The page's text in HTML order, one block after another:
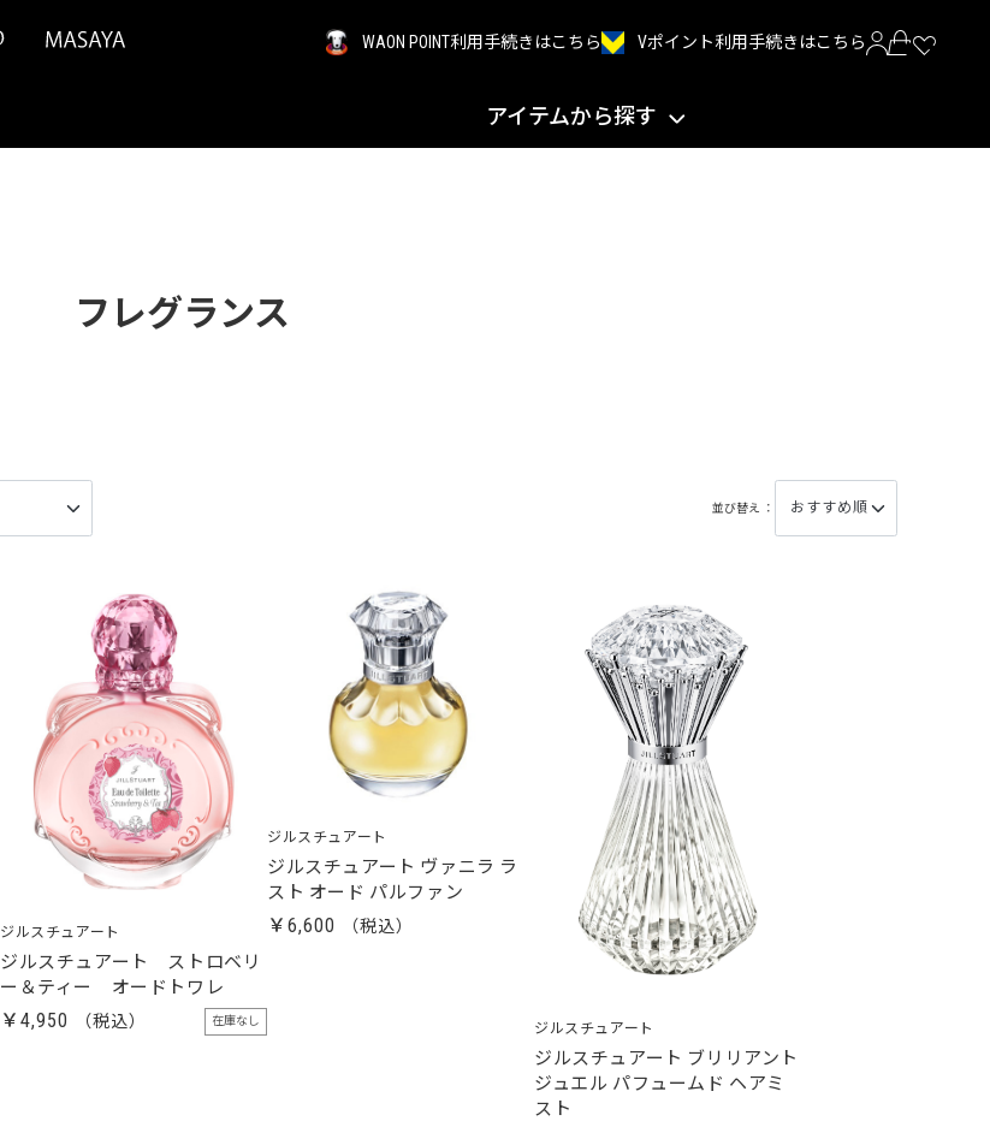
WAON POINT利用手続きはこちら Vポイント利用手続きはこちら
アイテムから探す
フレグランス
並び替え
ジルスチュアート
ジルスチュアート ストロベリ
ー＆ティー オードトワレ
￥4,950 在庫なし
ジルスチュアート
ジルスチュアート ヴァニラ ラ
スト オード パルファン
￥6,600
ジルスチュアート
ジルスチュアート ブリリアント
ジュエル パフュームド ヘアミ
スト